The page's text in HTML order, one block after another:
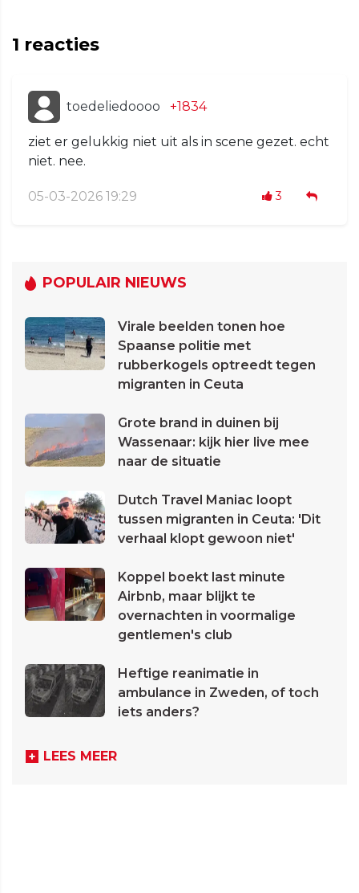
1 reacties
toedeliedoooo +1834
ziet er gelukkig niet uit als in scene gezet. echt
niet. nee.
05-03-2026 19:29 3
POPULAIR NIEUWS
Virale beelden tonen hoe
Spaanse politie met
rubberkogels optreedt tegen
migranten in Ceuta
Grote brand in duinen bij
Wassenaar: kijk hier live mee
naar de situatie
Dutch Travel Maniac loopt
tussen migranten in Ceuta: 'Dit
verhaal klopt gewoon niet'
Koppel boekt last minute
Airbnb, maar blijkt te
overnachten in voormalige
gentlemen's club
Heftige reanimatie in
ambulance in Zweden, of toch
iets anders?
LEES MEER